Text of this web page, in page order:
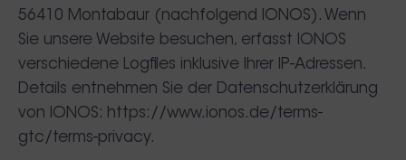
56410 Montabaur (nachfolgend IONOS). Wenn
Sie unsere Website besuchen, erfasst IONOS
verschiedene Logfiles inklusive Ihrer IP-Adressen.
Details entnehmen Sie der Datenschutzerklärung
von IONOS: https://www.ionos.de/terms-
gtc/terms-privacy.